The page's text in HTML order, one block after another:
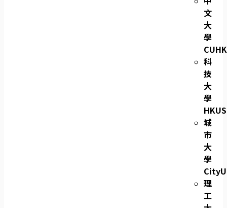
文
大
學
CUHK
科
技
大
學
城
市
大
學
CityU
理
工